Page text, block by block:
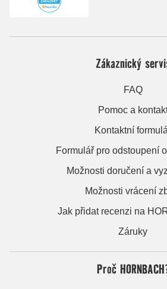
Zákaznický
FAQ
Pomoc a
Kontaktní
Formulář pro odstoupení
Možnosti doručení a
Možnosti vrácení
Jak přidat recenzi na
Záruky
Proč